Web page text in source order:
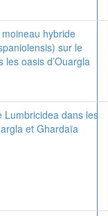
hybride
sur le
oasis d’Ouargla
Lumbricidea dans les
et Ghardaïa